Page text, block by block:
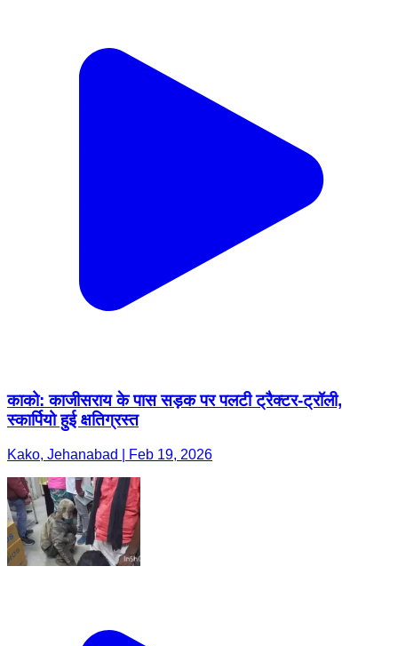
काको: काजीसराय के पास सड़क पर पलटी ट्रैक्टर-ट्रॉली,
स्कार्पियो हुई क्षतिग्रस्त
Kako, Jehanabad | Feb 19, 2026